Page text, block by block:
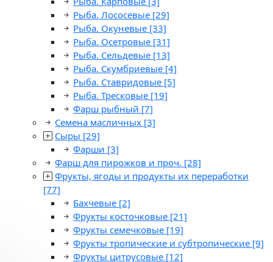
Рыба. Лососевые [29]
Рыба. Окуневые [33]
Рыба. Осетровые [31]
Рыба. Сельдевые [13]
Рыба. Скумбриевые [4]
Рыба. Ставридовые [5]
Рыба. Тресковые [19]
Фарш рыбный [7]
Семена масличных [3]
Сыры [29]
Фарши [3]
Фарш для пирожков и проч. [28]
Фрукты, ягоды и продукты их переработки
[77]
Бахчевые [2]
Фрукты косточковые [21]
Фрукты семечковые [19]
Фрукты тропические и субтропические [9]
Фрукты цитрусовые [12]